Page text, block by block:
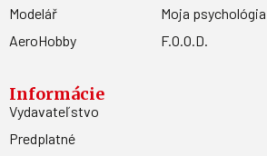
Modelář
AeroHobby
Moja psychológia
F.O.O.D.
Informácie
Vydavateľstvo
Predplatné